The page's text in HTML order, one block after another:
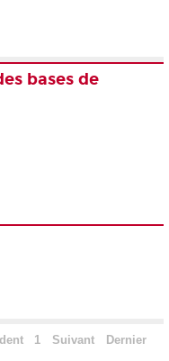
bases de
1 Suivant Dernier